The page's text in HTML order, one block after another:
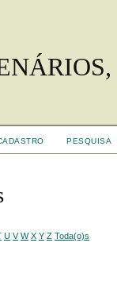
PESQUISA
U V W X Y Z Toda(o)s